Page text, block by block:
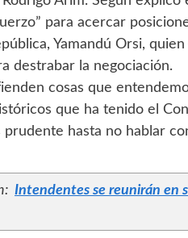
para acercar
Yamandú Orsi,
destrabar la negociación.
cosas que
que ha tenido el
hasta no hablar
Intendentes se reunirán en